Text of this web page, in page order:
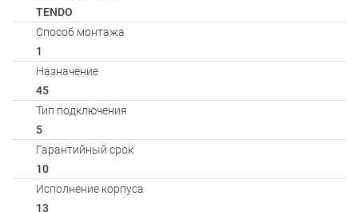
TENDO
Способ монтажа
1
Назначение
45
Тип подключения
5
Гарантийный срок
10
Исполнение корпуса
13